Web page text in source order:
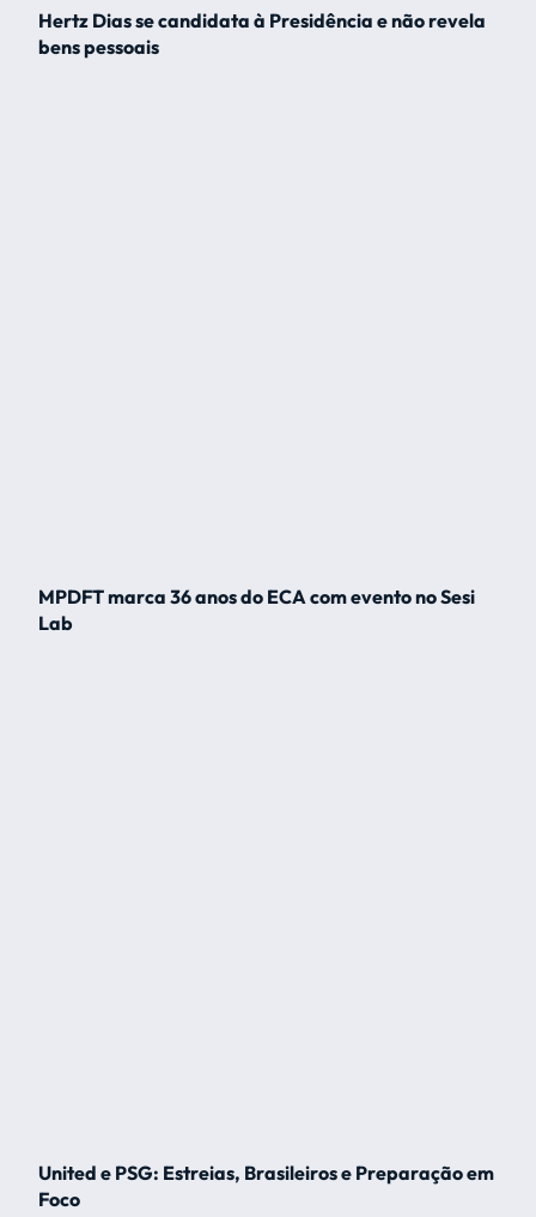
Hertz Dias se candidata à Presidência e não revela
bens pessoais
MPDFT marca 36 anos do ECA com evento no Sesi
Lab
United e PSG: Estreias, Brasileiros e Preparação em
Foco